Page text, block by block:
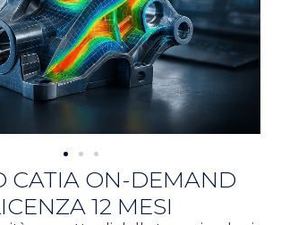
Aided
per
CATIA ON-DEMAND
12 MESI